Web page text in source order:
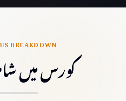
BREAKDOWN
کورس میں